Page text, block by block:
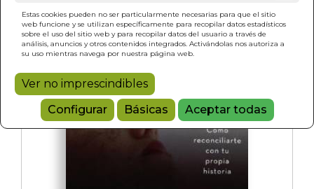
Estas cookies pueden no ser particularmente necesarias para que el sitio
web funcione y se utilizan específicamente para recopilar datos estadísticos
sobre el uso del sitio web y para recopilar datos del usuario a través de
análisis, anuncios y otros contenidos integrados. Activándolas nos autoriza a
su uso mientras navega por nuestra página web.
Ver no imprescindibles
Configurar
Básicas Aceptar todas